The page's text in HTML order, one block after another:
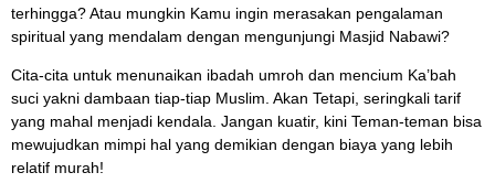
terhingga? Atau mungkin Kamu ingin merasakan pengalaman
spiritual yang mendalam dengan mengunjungi Masjid Nabawi?
Cita-cita untuk menunaikan ibadah umroh dan mencium Ka’bah
suci yakni dambaan tiap-tiap Muslim. Akan Tetapi, seringkali tarif
yang mahal menjadi kendala. Jangan kuatir, kini Teman-teman bisa
mewujudkan mimpi hal yang demikian dengan biaya yang lebih
relatif murah!